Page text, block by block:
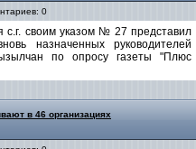
0
с.г. своим указом № 27 представил
назначенных руководителей
по опросу газеты "Плюс
в 46 организациях